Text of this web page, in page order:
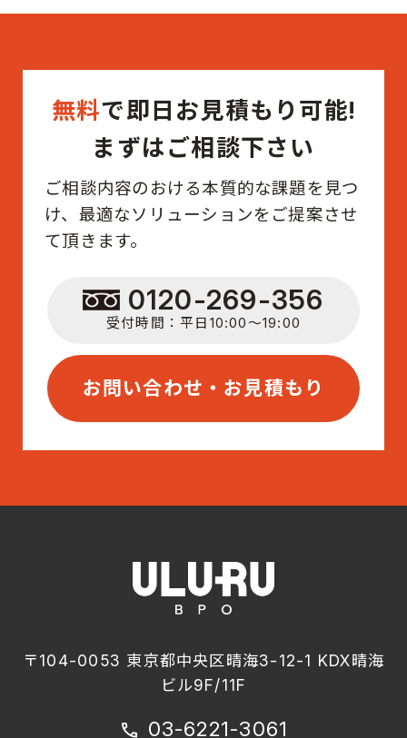
無料で即日お見積もり可能!
まずはご相談下さい
ご相談内容のおける本質的な課題を見つ
け、最適なソリューションをご提案させ
て頂きます。
0120-269-356
受付時間：平日10:00〜19:00
お問い合わせ・お見積もり
〒104-0053 東京都中央区晴海3-12-1 KDX晴海
ビル9F/11F
call 03-6221-3061